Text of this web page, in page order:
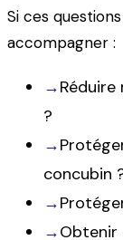
Si ces
accompagner :
→
?
→
concubin
→
→Obtenir